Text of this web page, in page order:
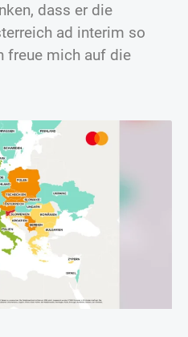
dass er die
ad interim so
freue mich auf die